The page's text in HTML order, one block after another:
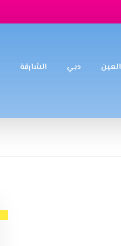
العين دبي الشارقة